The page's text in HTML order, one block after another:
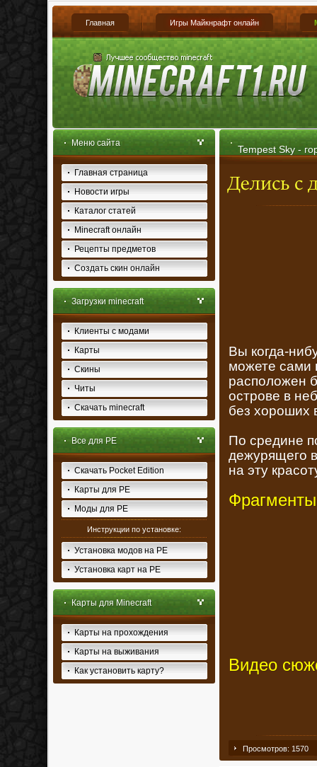
Главная Игры Майкнрафт онлайн
Меню сайта
Главная страница
Новости игры
Каталог статей
Minecraft онлайн
Рецепты предметов
Создать скин онлайн
Загрузки minecraft
Клиенты с модами
Карты
Скины
Читы
Скачать minecraft
Все для PE
Скачать Pocket Edition
Карты для PE
Моды для PE
Инструкции по установке:
Установка модов на PE
Установка карт на PE
Карты для Minecraft
Карты на прохождения
Карты на выживания
Как установить карту?
Tempest Sky -
Вы когда-
можете сами
расположен
острове в
без хороших
По средине
дежурящего
на эту
Видео
Просмотров: 1570